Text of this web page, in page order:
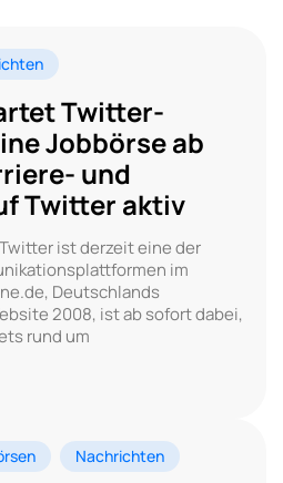
Twitter-
Jobbörse ab
und
Twitter aktiv
ist derzeit eine der
im
Deutschlands
2008, ist ab sofort dabei,
rund um
Nachrichten